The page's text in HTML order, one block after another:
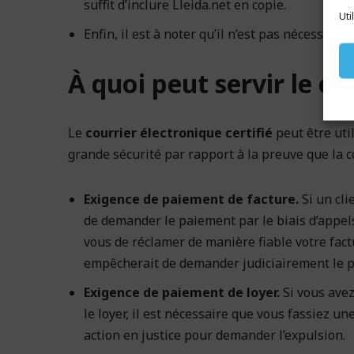
suffit d’inclure Lleida.net en copie.
Enfin, il est à noter qu’il n’est pas
À quoi peut servir le
Le courrier électronique certifié peut être
grande sécurité par rapport à la preuve que la
Exigence de paiement de facture.Si un
de demander le paiement par le biais
vous de réclamer de manière fiable votre
empêcherait de demander judiciairement le
Exigence de paiement de loyer.Si vous
le loyer, il est nécessaire que vous fassiez
action en justice pour demander l’expulsion.